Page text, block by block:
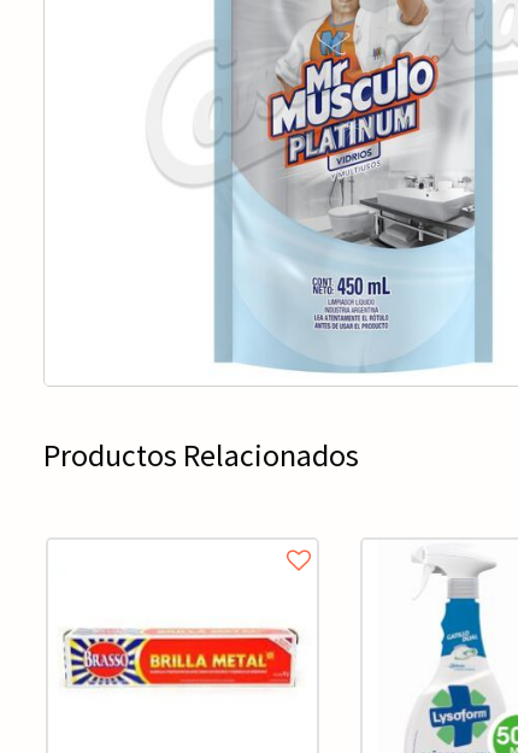
Productos Relacionados